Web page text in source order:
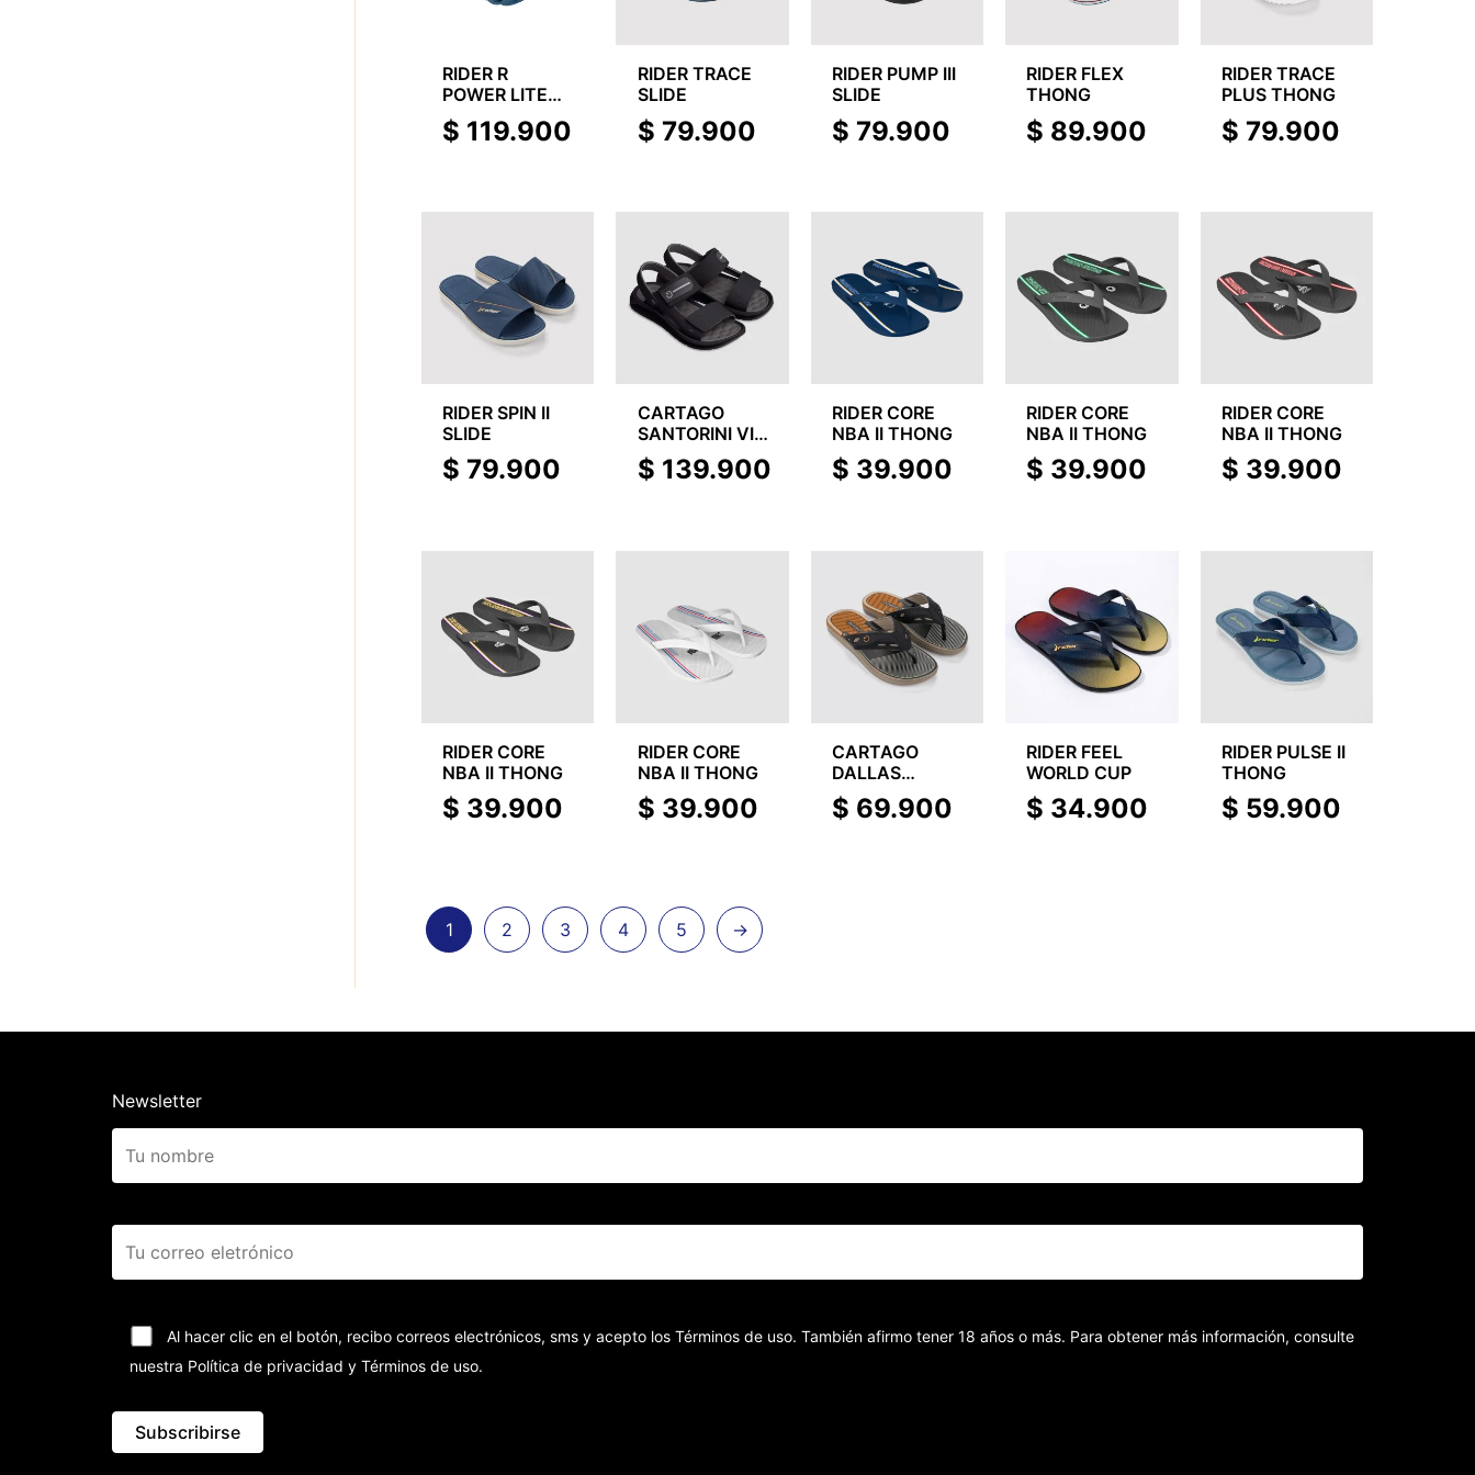
RIDER R
POWER LITE
SLIDE
$ 119.900
RIDER TRACE
SLIDE
$ 79.900
RIDER PUMP III
SLIDE
$ 79.900
RIDER FLEX
THONG
$ 89.900
RIDER TRACE
PLUS THONG
$ 79.900
RIDER SPIN II
SLIDE
$ 79.900
CARTAGO
SANTORINI VIII
SAND
$ 139.900
RIDER CORE
NBA II THONG
$ 39.900
RIDER CORE
NBA II THONG
$ 39.900
RIDER CORE
NBA II THONG
$ 39.900
RIDER CORE
NBA II THONG
$ 39.900
RIDER CORE
NBA II THONG
$ 39.900
CARTAGO
DALLAS
THONG AD
$ 69.900
RIDER FEEL
WORLD CUP
$ 34.900
RIDER PULSE II
THONG
$ 59.900
1 2 3 4 5 →
Newsletter
Al hacer clic en el botón, recibo correos electrónicos, sms y acepto los Términos de uso. También afirmo tener 18 años o más. Para obtener más información, consulte
nuestra Política de privacidad y Términos de uso.